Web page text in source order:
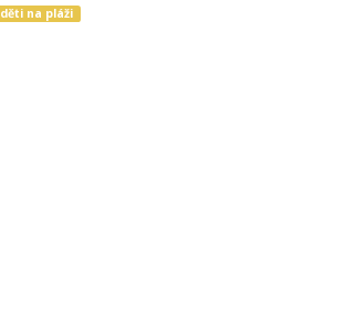
děti na pláži